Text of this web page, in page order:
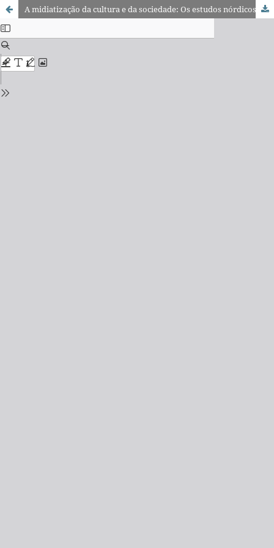
A midiatização da cultura e da sociedade: Os estudos nórdicos de midiatização e os caminhos para a apropriação brasileira